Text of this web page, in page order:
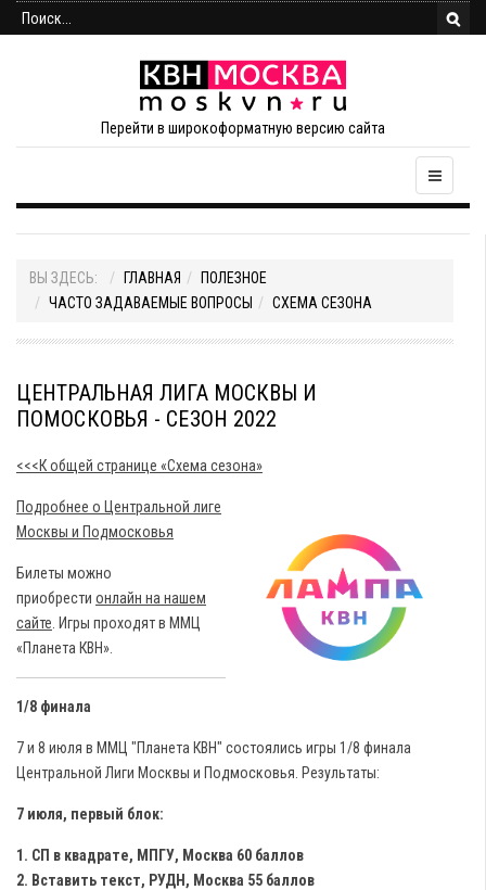
Перейти в широкоформатную версию сайта
ВЫ ЗДЕСЬ: ГЛАВНАЯ
ПОЛЕЗНОЕ
ЧАСТО ЗАДАВАЕМЫЕ ВОПРОСЫ
СХЕМА СЕЗОНА
ЦЕНТРАЛЬНАЯ ЛИГА МОСКВЫ И
ПОМОСКОВЬЯ - СЕЗОН 2022
<<<К общей странице «Схема сезона»
Подробнее о Центральной лиге
Москвы и Подмосковья
Билеты можно
приобрести онлайн на нашем
сайте . Игры проходят в ММЦ
«Планета КВН».
1/8 финала
7 и 8 июля в ММЦ "Планета КВН" состоялись игры 1/8 финала
Центральной Лиги Москвы и Подмосковья. Результаты:
7 июля, первый блок:
1. СП в квадрате, МПГУ, Москва 60 баллов
2. Вставить текст, РУДН, Москва 55 баллов